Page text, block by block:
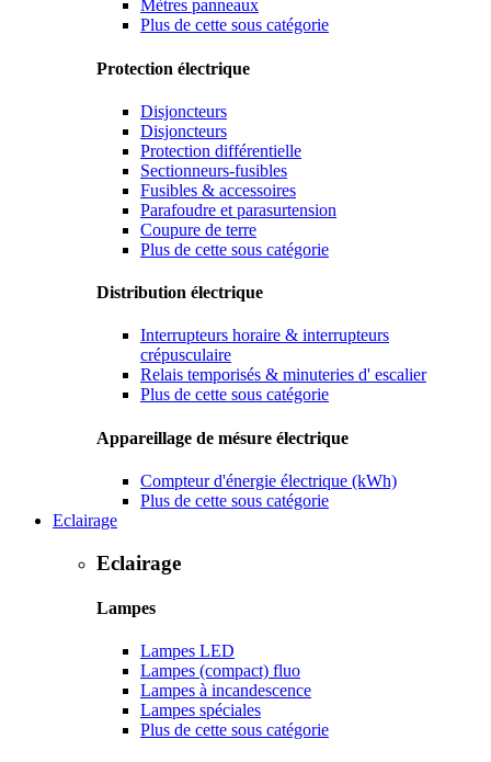
Mètres panneaux
Plus de cette sous catégorie
Protection électrique
Disjoncteurs
Disjoncteurs
Protection différentielle
Sectionneurs-fusibles
Fusibles & accessoires
Parafoudre et parasurtension
Coupure de terre
Plus de cette sous catégorie
Distribution électrique
Interrupteurs horaire & interrupteurs
crépusculaire
Relais temporisés & minuteries d' escalier
Plus de cette sous catégorie
Appareillage de mésure électrique
Compteur d'énergie électrique (kWh)
Plus de cette sous catégorie
Eclairage
Eclairage
Lampes
Lampes LED
Lampes (compact) fluo
Lampes à incandescence
Lampes spéciales
Plus de cette sous catégorie